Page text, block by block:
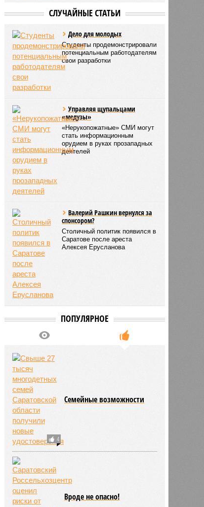
СЛУЧАЙНЫЕ СТАТЬИ
Дело для молодых
Студенты продемонстрировали
потенциальным работодателям
свои разработки
Управляя щупальцами
«медузы»
«Нерукопожатные» СМИ могут
стать информационным
орудием в руках прозападных
деятелей
Валерий Рашкин вернулся за
спонсором?
Столичный политик появился в
Саратове после ареста
Алексея Ерусланова
ПОПУЛЯРНОЕ
4
Семейные возможности
Вроде не опасно!